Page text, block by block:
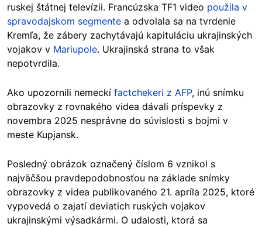
ruskej štátnej televízii. Francúzska TF1 video použila v
spravodajskom segmente a odvolala sa na tvrdenie
Kremľa, že zábery zachytávajú kapituláciu ukrajinských
vojakov v Mariupole. Ukrajinská strana to však
nepotvrdila.
Ako upozornili nemeckí factchekeri z AFP, inú snímku
obrazovky z rovnakého videa dávali príspevky z
novembra 2025 nesprávne do súvislosti s bojmi v
meste Kupjansk.
Posledný obrázok označený číslom 6 vznikol s
najväčšou pravdepodobnosťou na základe snímky
obrazovky z videa publikovaného 21. apríla 2025, ktoré
vypovedá o zajatí deviatich ruských vojakov
ukrajinskými výsadkármi. O udalosti, ktorá sa